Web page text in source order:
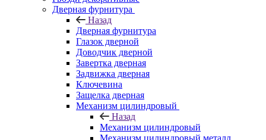
Дверная фурнитура
Назад
Дверная фурнитура
Глазок дверной
Доводчик дверной
Завертка дверная
Задвижка дверная
Ключевина
Защелка дверная
Механизм цилиндровый
Назад
Механизм цилиндровый
Механизм цилиндровый металл